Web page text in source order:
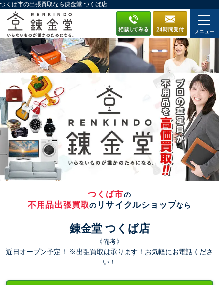
つくば市の出張買取なら錬金堂 つくば店
メニュー
つくば市の
不用品出張買取の リサイクルショップなら
錬金堂 つくば店
《備考》
近日オープン予定！ ※出張買取は承ります！お気軽にお電話くださ
い！